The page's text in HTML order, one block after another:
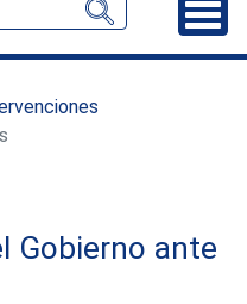
Gobierno ante